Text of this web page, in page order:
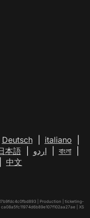
Deutsch| italiano
本語| اردو বাংলা|
中文
| Production | ticketing-
| XS